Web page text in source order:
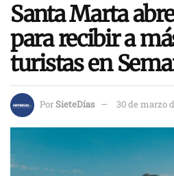
Santa Marta
para recibir a
turistas en
PorSieteDías 30 de marzo